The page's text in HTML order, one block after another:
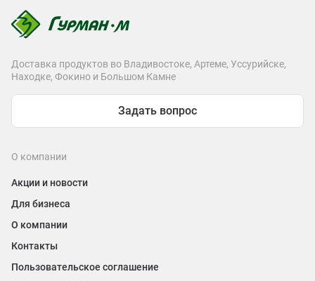
О компании
Акции и новости
Для бизнеса
О компании
Контакты
Пользовательское соглашение
Доставка продуктов во Владивостоке, Артеме, Уссурийске,
Находке, Фокино и Большом Камне
Задать вопрос